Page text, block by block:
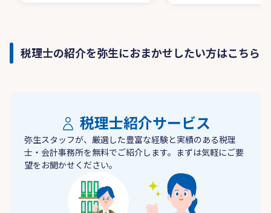
税理士の紹介を弥生におまかせしたい方はこちら
税理士紹介サービス
弥生スタッフが、厳選した豊富な経験と実績のある税理
士・会計事務所を無料でご紹介します。まずは気軽にご要
望をお聞かせください。